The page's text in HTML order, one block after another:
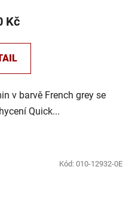
Kč
v barvě French grey se
Quick...
Kód: 010-12932-0E